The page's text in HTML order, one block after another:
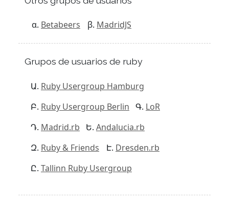
Betabeers MadridJS
Grupos de usuarios de ruby
Ruby Usergroup Hamburg
Ruby Usergroup Berlin
LoR
Madrid.rb
Andalucia.rb
Ruby & Friends
Dresden.rb
Tallinn Ruby Usergroup